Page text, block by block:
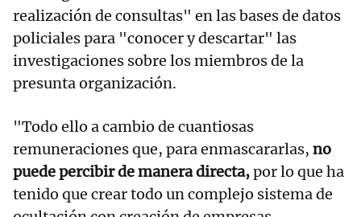
realización de consultas" en las bases de datos
policiales para "conocer y descartar" las
investigaciones sobre los miembros de la
presunta organización.
"Todo ello a cambio de cuantiosas
remuneraciones que, para enmascararlas, no
puede percibir de manera directa,por lo que ha
tenido que crear todo un complejo sistema de